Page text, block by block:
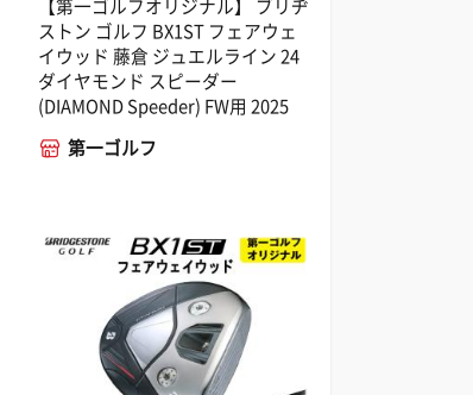
【第一ゴルフオリジナル】 ブリヂ
ストン ゴルフ BX1ST フェアウェ
イウッド 藤倉 ジュエルライン 24
ダイヤモンド スピーダー
(DIAMOND Speeder) FW用 2025
第一ゴルフ